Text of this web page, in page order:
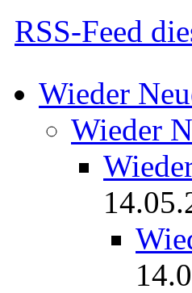
RSS-Feed
Wieder
Wieder